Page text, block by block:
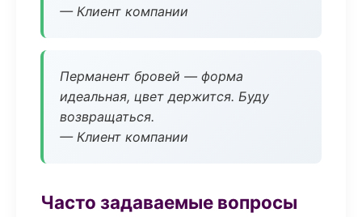
— Клиент компании
Перманент бровей — форма
идеальная, цвет держится. Буду
возвращаться.
— Клиент компании
Часто задаваемые вопросы